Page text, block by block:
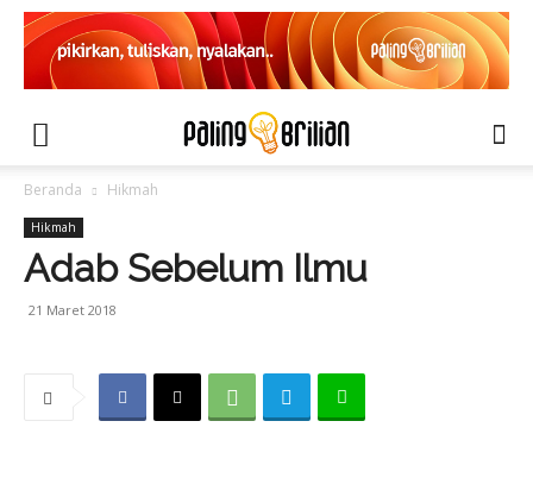
Beranda Hikmah
Hikmah
Adab Sebelum Ilmu
21 Maret 2018